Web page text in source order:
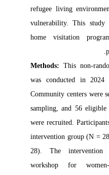
refugee living
vulnerability. This
home visitation
Methods:This non-
was conducted in
Community centers
sampling, and 56
were recruited.
intervention group (N =
28). The
workshop for